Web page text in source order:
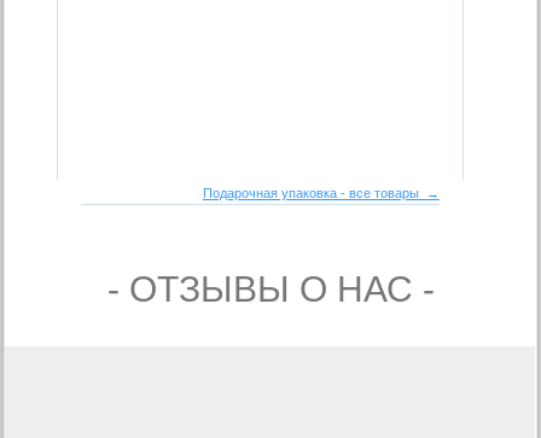
Подарочная упаковка - все товары →
- ОТЗЫВЫ О НАС -